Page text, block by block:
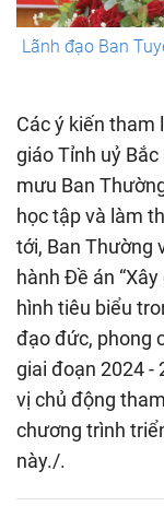
Lãnh đạo Ban
Các ý kiến tham
giáo Tỉnh uỷ
mưu Ban
học tập và làm
tới, Ban Thường
hành Đề án
hình tiêu biểu
đạo đức, phong
giai đoạn 2024 -
vị chủ động
chương trình
này./.